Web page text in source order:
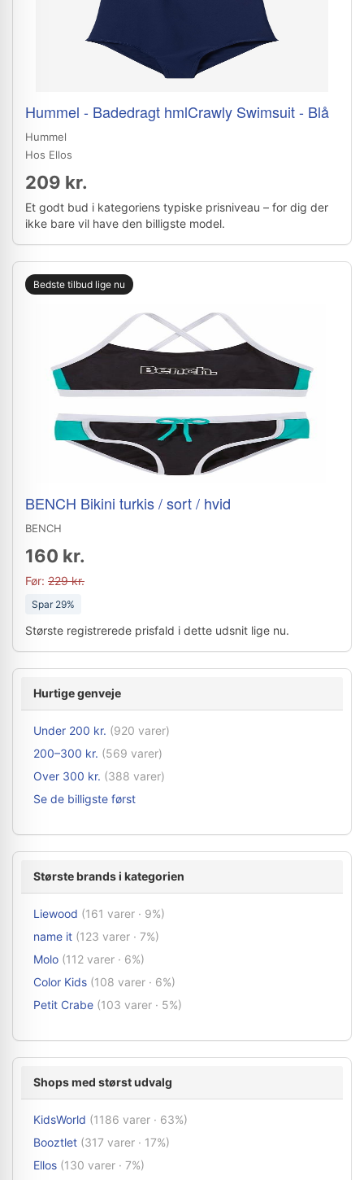
Hummel - Badedragt hmlCrawly Swimsuit - Blå
Hummel
Hos Ellos
209 kr.
Et godt bud i kategoriens typiske prisniveau – for dig der
ikke bare vil have den billigste model.
Bedste tilbud lige nu
BENCH Bikini turkis / sort / hvid
BENCH
160 kr.
Før: 229 kr.
Spar 29%
Største registrerede prisfald i dette udsnit lige nu.
Hurtige genveje
Under 200 kr. (920 varer)
200–300 kr. (569 varer)
Over 300 kr. (388 varer)
Se de billigste først
Største brands i kategorien
Liewood (161 varer · 9%)
name it (123 varer · 7%)
Molo (112 varer · 6%)
Color Kids (108 varer · 6%)
Petit Crabe (103 varer · 5%)
Shops med størst udvalg
KidsWorld (1186 varer · 63%)
Booztlet (317 varer · 17%)
Ellos (130 varer · 7%)